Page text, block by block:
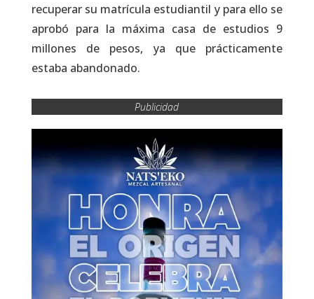
recuperar su matrícula estudiantil y para ello se
aprobó para la máxima casa de estudios 9
millones de pesos, ya que prácticamente
estaba abandonado.
Publicidad